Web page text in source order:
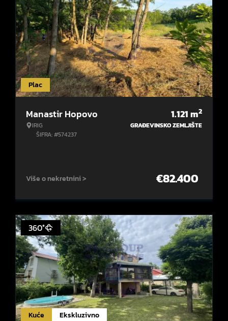
Plac
Manastir Hopovo
IRIG
ŠIFRA: #574237
1.121m2
GRAĐEVINSKO ZEMLJIŠTE
Više o nekretnini > €82.400
Kuće Ekskluzivno
360°